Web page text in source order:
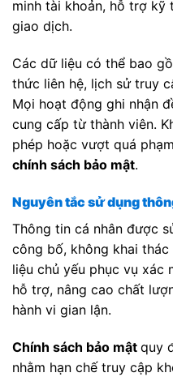
minh tài khoản, hỗ trợ kỹ
giao dịch.
Các dữ liệu có thể bao
thức liên hệ, lịch sử truy
Mọi hoạt động ghi nhận
cung cấp từ thành viên.
phép hoặc vượt quá
chính sách bảo mật.
Nguyên tắc sử dụng
Thông tin cá nhân được
công bố, không khai
liệu chủ yếu phục vụ xác
hỗ trợ, nâng cao chất
hành vi gian lận.
Chính sách bảo mật quy
nhằm hạn chế truy cập